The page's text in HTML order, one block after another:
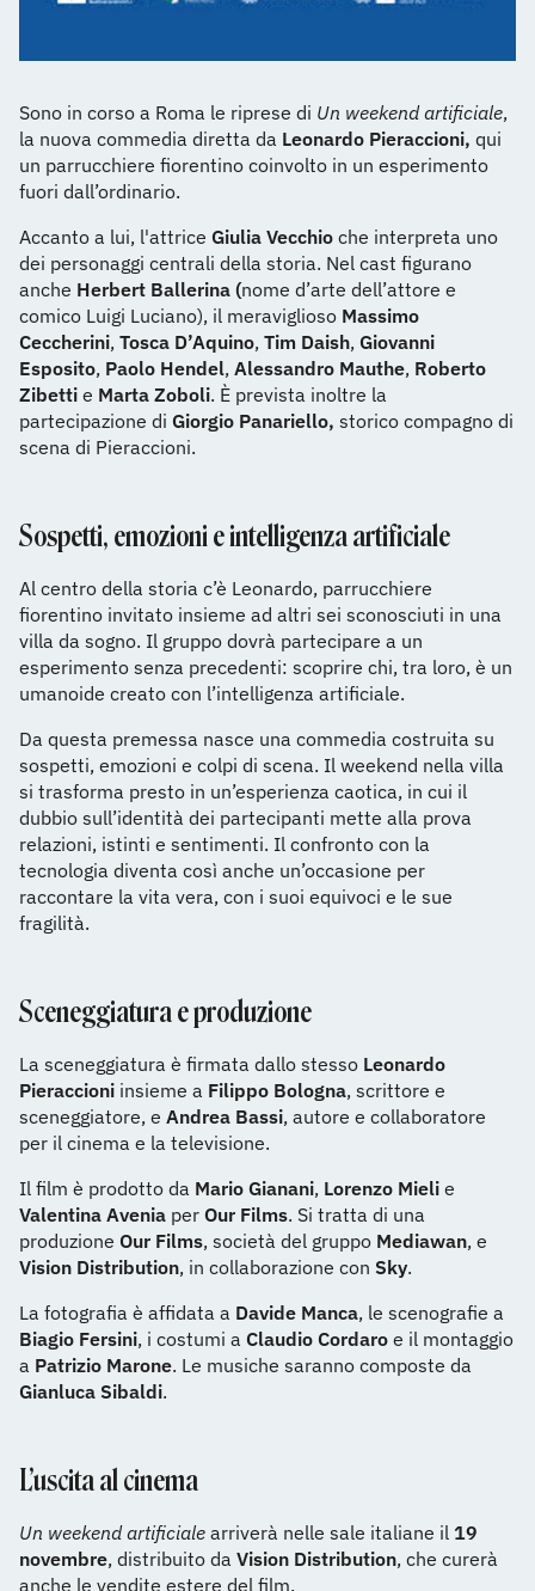
Sono in corso a Roma le riprese di Un weekend artificiale,
la nuova commedia diretta da Leonardo Pieraccioni, qui
un parrucchiere fiorentino coinvolto in un esperimento
fuori dall’ordinario.
Accanto a lui, l'attrice Giulia Vecchio che interpreta uno
dei personaggi centrali della storia. Nel cast figurano
anche Herbert Ballerina (nome d’arte dell’attore e
comico Luigi Luciano), il meraviglioso Massimo
Ceccherini, Tosca D’Aquino, Tim Daish, Giovanni
Esposito, Paolo Hendel, Alessandro Mauthe, Roberto
Zibetti e Marta Zoboli. È prevista inoltre la
partecipazione di Giorgio Panariello, storico compagno di
scena di Pieraccioni.
Sospetti, emozioni e intelligenza artificiale
Al centro della storia c’è Leonardo, parrucchiere
fiorentino invitato insieme ad altri sei sconosciuti in una
villa da sogno. Il gruppo dovrà partecipare a un
esperimento senza precedenti: scoprire chi, tra loro, è un
umanoide creato con l’intelligenza artificiale.
Da questa premessa nasce una commedia costruita su
sospetti, emozioni e colpi di scena. Il weekend nella villa
si trasforma presto in un’esperienza caotica, in cui il
dubbio sull’identità dei partecipanti mette alla prova
relazioni, istinti e sentimenti. Il confronto con la
tecnologia diventa così anche un’occasione per
raccontare la vita vera, con i suoi equivoci e le sue
fragilità.
Sceneggiatura e produzione
La sceneggiatura è firmata dallo stesso Leonardo
Pieraccioni insieme a Filippo Bologna, scrittore e
sceneggiatore, e Andrea Bassi, autore e collaboratore
per il cinema e la televisione.
Il film è prodotto da Mario Gianani, Lorenzo Mieli e
Valentina Avenia per Our Films. Si tratta di una
produzione Our Films, società del gruppo Mediawan, e
Vision Distribution, in collaborazione con Sky.
La fotografia è affidata a Davide Manca, le scenografie a
Biagio Fersini, i costumi a Claudio Cordaro e il montaggio
a Patrizio Marone. Le musiche saranno composte da
Gianluca Sibaldi.
L’uscita al cinema
Un weekend artificiale arriverà nelle sale italiane il 19
novembre, distribuito da Vision Distribution, che curerà
anche le vendite estere del film.